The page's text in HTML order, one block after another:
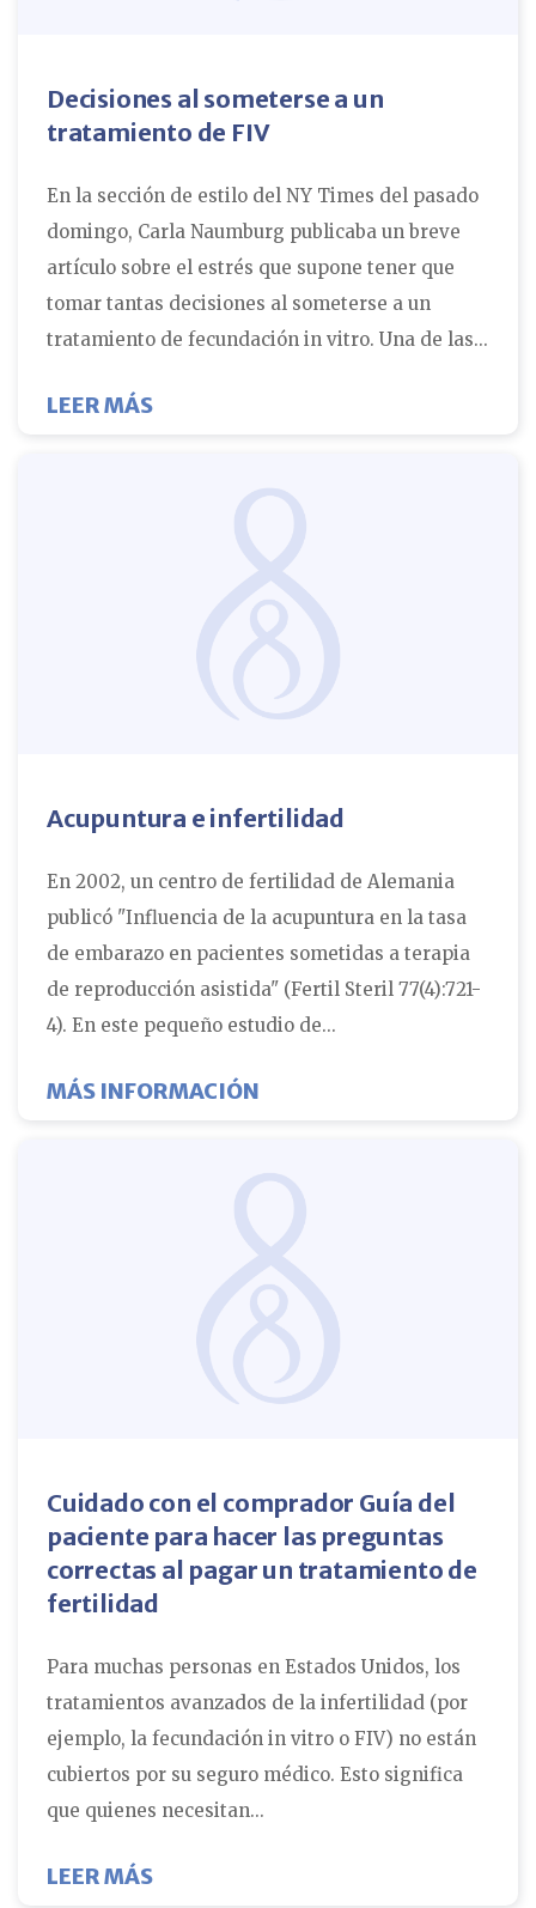
Decisiones al someterse a un
tratamiento de FIV
En la sección de estilo del NY Times del pasado
domingo, Carla Naumburg publicaba un breve
artículo sobre el estrés que supone tener que
tomar tantas decisiones al someterse a un
tratamiento de fecundación in vitro. Una de las...
LEER MÁSSOBRE LAS DECISIONES AL
Acupuntura e infertilidad
En 2002, un centro de fertilidad de Alemania
publicó "Influencia de la acupuntura en la tasa
de embarazo en pacientes sometidas a terapia
de reproducción asistida" (Fertil Steril 77(4):721-
4). En este pequeño estudio de...
MÁS INFORMACIÓN
Cuidado con el comprador Guía del
paciente para hacer las preguntas
correctas al pagar un tratamiento de
fertilidad
Para muchas personas en Estados Unidos, los
tratamientos avanzados de la infertilidad (por
ejemplo, la fecundación in vitro o FIV) no están
cubiertos por su seguro médico. Esto significa
que quienes necesitan...
LEER MÁSSOBRE ¡CUIDADO CON EL